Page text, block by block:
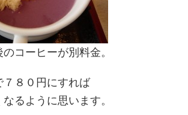
コーヒーが別料金。
７８０円にすれば
るように思います。